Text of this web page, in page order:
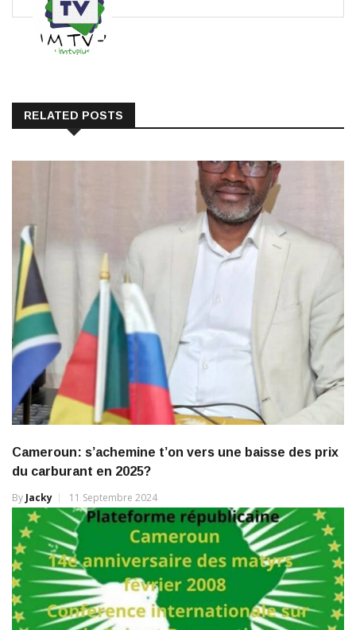
RELATED POSTS
Cameroun: s’achemine t’on vers une baisse des prix
du carburant en 2025?
By Jacky 11 Septembre 2024